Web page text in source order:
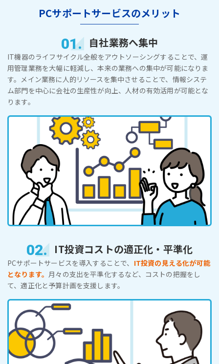
PCサポートサービスのメリット
01. 自社業務へ集中
IT機器のライフサイクル全般をアウトソーシングすることで、運
用管理業務を大幅に軽減し、本来の業務への集中が可能になりま
す。メイン業務に人的リソースを集中させることで、情報システ
ム部門を中心に会社の生産性が向上、人材の有効活用が可能とな
ります。
02. IT投資コストの適正化・平準化
PCサポートサービスを導入することで、 IT投資の見える化が可能
となります。 月々の支出を平準化するなど、コストの把握をし
て、適正化と予算計画を支援します。